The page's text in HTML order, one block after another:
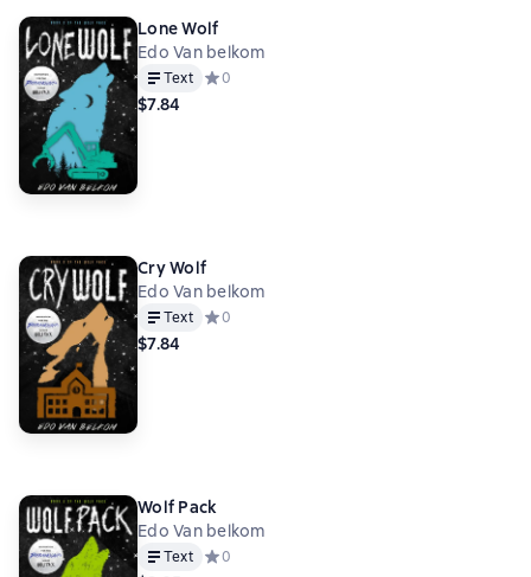
Lone Wolf
Edo Van belkom
Text Средний рейтинг 0 на основе 0 оценок
0
$7.84
Cry Wolf
Edo Van belkom
Text Средний рейтинг 0 на основе 0 оценок
0
$7.84
Wolf Pack
Edo Van belkom
Text Средний рейтинг 0 на основе 0 оценок
0